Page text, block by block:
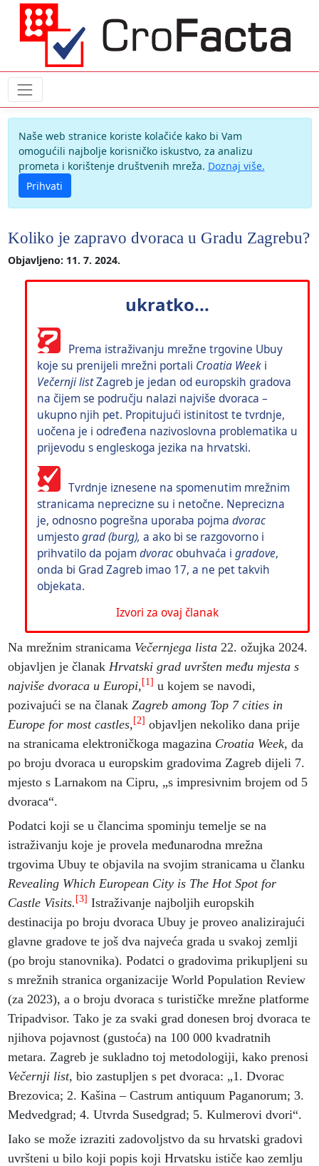
Naše web stranice koriste kolačiće kako bi Vam
omogućili najbolje korisničko iskustvo, za analizu
prometa i korištenje društvenih mreža. Doznaj više.
Prihvati
Koliko je zapravo dvoraca u Gradu Zagrebu?
Objavljeno: 11. 7. 2024.
ukratko...
Prema istraživanju mrežne trgovine Ubuy
koje su prenijeli mrežni portali Croatia Weeki
Večernji listZagreb je jedan od europskih gradova
na čijem se području nalazi najviše dvoraca –
ukupno njih pet. Propitujući istinitost te tvrdnje,
uočena je i određena nazivoslovna problematika u
prijevodu s engleskoga jezika na hrvatski.
Tvrdnje iznesene na spomenutim mrežnim
stranicama neprecizne su i netočne. Neprecizna
je, odnosno pogrešna uporaba pojma dvorac
umjestograd (burg), a ako bi se razgovorno i
prihvatilo da pojamdvoracobuhvaća i gradove,
onda bi Grad Zagreb imao 17, a ne pet takvih
objekata.
Izvori za ovaj članak
Na mrežnim stranicama Večernjega lista22. ožujka 2024.
objavljen je članak Hrvatski grad uvršten među mjesta s
najviše dvoraca u Europi, [1] u kojem se navodi,
pozivajući se na članak Zagreb among Top 7 cities in
Europe for most castles, [2] objavljen nekoliko dana prije
na stranicama elektroničkoga magazina Croatia Week, da
po broju dvoraca u europskim gradovima Zagreb dijeli 7.
mjesto s Larnakom na Cipru, „s impresivnim brojem od 5
dvoraca“.
Podatci koji se u člancima spominju temelje se na
istraživanju koje je provela međunarodna mrežna
trgovima Ubuy te objavila na svojim stranicama u članku
Revealing Which European City is The Hot Spot for
Castle Visits. [3] Istraživanje najboljih europskih
destinacija po broju dvoraca Ubuy je proveo analizirajući
glavne gradove te još dva najveća grada u svakoj zemlji
(po broju stanovnika). Podatci o gradovima prikupljeni su
s mrežnih stranica organizacije World Population Review
(za 2023), a o broju dvoraca s turističke mrežne platforme
Tripadvisor. Tako je za svaki grad donesen broj dvoraca te
njihova pojavnost (gustoća) na 100 000 kvadratnih
metara. Zagreb je sukladno toj metodologiji, kako prenosi
Večernji list, bio zastupljen s pet dvoraca: „1. Dvorac
Brezovica; 2. Kašina – Castrum antiquum Paganorum; 3.
Medvedgrad; 4. Utvrda Susedgrad; 5. Kulmerovi dvori“.
Iako se može izraziti zadovoljstvo da su hrvatski gradovi
uvršteni u bilo koji popis koji Hrvatsku ističe kao zemlju